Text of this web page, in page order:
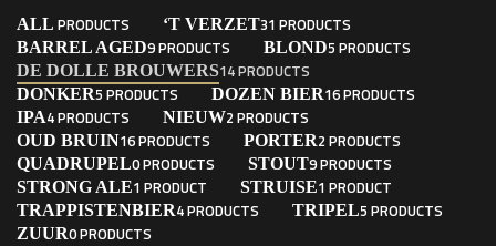
ALL PRODUCTS ‘T VERZET31 PRODUCTS
BARREL AGED9 PRODUCTS BLOND5 PRODUCTS
DE DOLLE BROUWERS14 PRODUCTS
DONKER5 PRODUCTS DOZEN BIER16 PRODUCTS
IPA4 PRODUCTS NIEUW2 PRODUCTS
OUD BRUIN16 PRODUCTS PORTER2 PRODUCTS
QUADRUPEL0 PRODUCTS STOUT9 PRODUCTS
STRONG ALE1 PRODUCT STRUISE1 PRODUCT
TRAPPISTENBIER4 PRODUCTS TRIPEL5 PRODUCTS
ZUUR0 PRODUCTS